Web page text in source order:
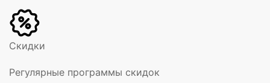
Скидки
Регулярные программы скидок